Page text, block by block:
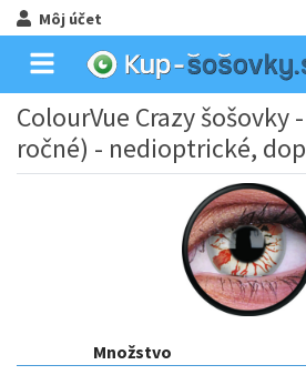
Môj účet
ColourVue Crazy šošovky
ročné) - nedioptrické,
Množstvo